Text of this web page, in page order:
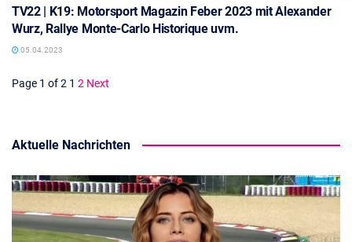
TV22 | K19: Motorsport Magazin Feber 2023 mit Alexander
Wurz, Rallye Monte-Carlo Historique uvm.
05.04.2023
Page 1 of 2 1 2 Next
Aktuelle Nachrichten